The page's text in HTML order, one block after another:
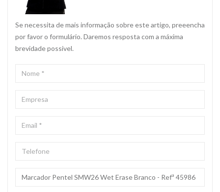
Se necessita de mais informação sobre este artigo, preeencha
por favor o formulário. Daremos resposta com a máxima
brevidade possivel.